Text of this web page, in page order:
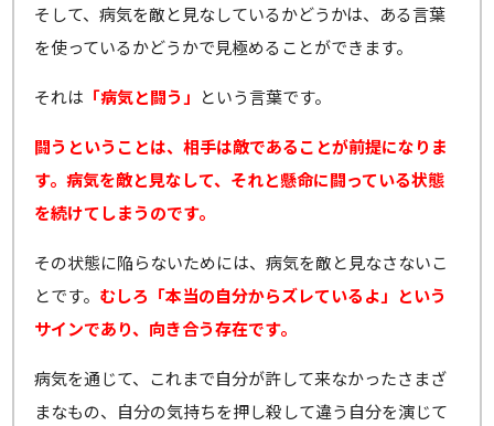
そして、病気を敵と見なしているかどうかは、ある言葉
を使っているかどうかで見極めることができます。
それは 「病気と闘う」 という言葉です。
闘うということは、相手は敵であることが前提になりま
す。病気を敵と見なして、それと懸命に闘っている状態
を続けてしまうのです。
その状態に陥らないためには、病気を敵と見なさないこ
とです。 むしろ「本当の自分からズレているよ」という
サインであり、向き合う存在です。
病気を通じて、これまで自分が許して来なかったさまざ
まなもの、自分の気持ちを押し殺して違う自分を演じて